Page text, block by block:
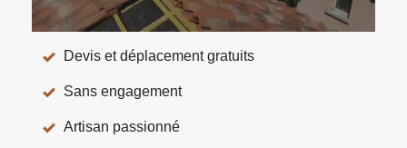
Devis et déplacement gratuits
Sans engagement
Artisan passionné